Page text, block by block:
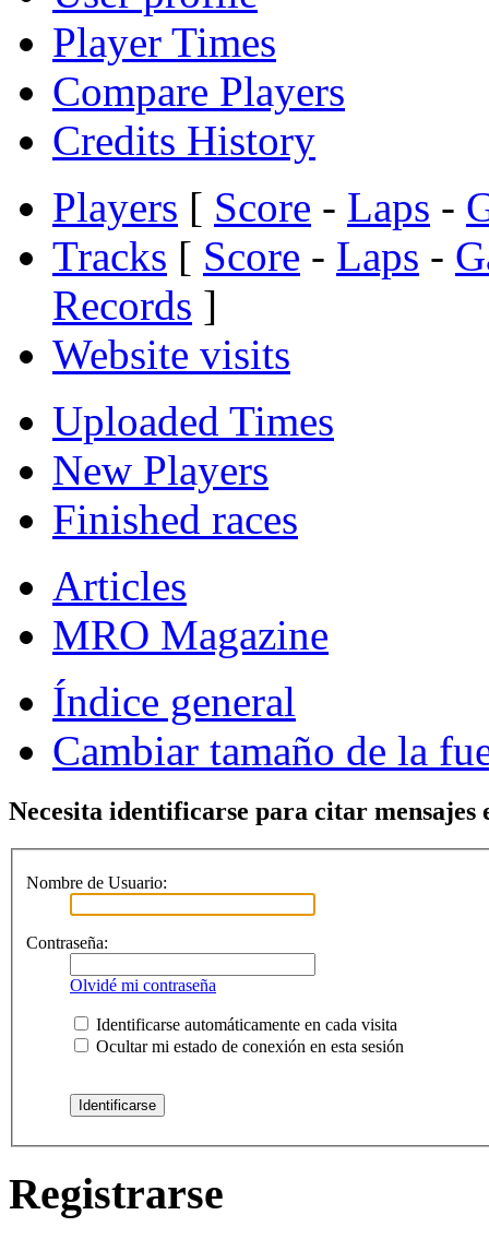
Player Times
Compare Players
Credits History
Players [ Score - Laps -
Tracks [ Score - Laps -
Records ]
Website visits
Uploaded Times
New Players
Finished races
Articles
MRO Magazine
Índice general
Cambiar tamaño de la
Necesita identificarse para citar mensajes
Nombre de Usuario:
Contraseña:
Olvidé mi contraseña
Identificarse automáticamente en cada visita
Ocultar mi estado de conexión en esta sesión
Registrarse